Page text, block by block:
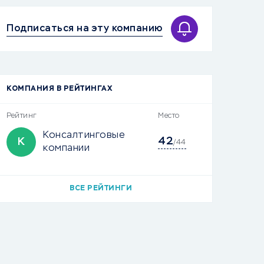
Подписаться на эту компанию
КОМПАНИЯ В РЕЙТИНГАХ
Рейтинг Место
К
Консалтинговые
компании
42/44
ВСЕ РЕЙТИНГИ